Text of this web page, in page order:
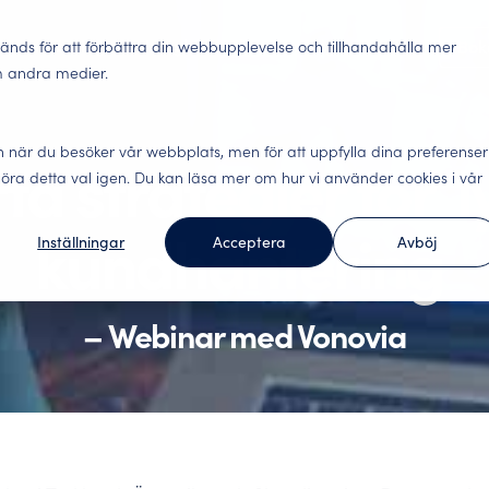
för att förbättra din webbupplevelse och tillhandahålla mer
andra medier.
du besöker vår webbplats, men för att uppfylla dina preferenser
detta val igen. Du kan läsa mer om hur vi använder cookies i vår
Inställningar
Acceptera Avböj
undersökningar för hela kundresan.
tycker
Integrerar mot ledande
Förändringsledning
Engagerade
data levande.
Social hållbarhet –
Utöver konkreta
Lösningar
engagerade
Nöjda kunder stannar.
alla viktiga kontaktytor
Insights
och datadriven analys.
Webinar
Här hittar du våra
Benchmark Event
Allt om Benchmark
Abonnemang Om oss
strategier för
kundhantering
–Webinar med Vonovia